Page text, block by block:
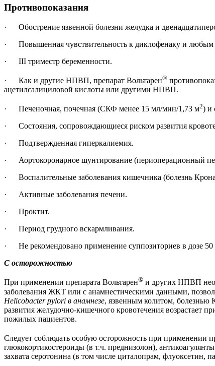
Противопоказания
· Обострение язвенной болезни желудка и
· Повышенная чувствительность к диклофенаку и любым
· III триместр беременности.
· Как и другие НПВП, препарат Вольтарен®
ацетилсалициловой кислоты или другими НПВП.
· Печеночная, почечная (СКФ менее 15 мл/мин/1,73 м2) и
· Состояния, сопровождающиеся риском развития
· Подтвержденная гиперкалиемия.
· Аортокоронарное шунтирование (периоперационный
· Воспалительные заболевания кишечника (болезнь
· Активные заболевания печени.
· Проктит.
· Период грудного вскармливания.
· Не рекомендовано применение суппозиториев в дозе 50
С осторожностью
При применении препарата Вольтарен® и других НПВП
заболевания ЖКТ или с анамнестическими данными,
Helicobacter pylori в анамнезе, язвенным колитом, болезнью
развития желудочно-кишечного кровотечения
пожилых пациентов.
Следует соблюдать особую осторожность при применении
глюкокортикостероиды (в т.ч. преднизолон),
захвата серотонина (в том числе циталопрам, флуоксетин,